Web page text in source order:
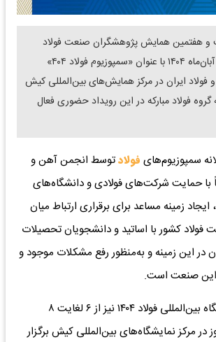
هفتمین همایش پژوهشگران صنعت فولاد
کشور از ۶ لغایت ۸ آبان‌ماه ۱۴۰۴ با عنوان «سمپوزیوم فولاد ۴۰۴»
ایران در مرکز همایش‌های بین‌المللی کیش
فولاد مبارکه در این رویداد حضوری فعال
سمپوزیوم‌های فولادتوسط انجمن آهن و
با حمایت شرکت‌های فولادی و دانشگاه‌های
زمینه مساعد برای برقراری ارتباط میان
فولاد کشور با اساتید و دانشجویان تحصیلات
در این زمینه و به‌منظور رفع مشکلات موجود و
این صنعت است.
گفتنی است، نمایشگاه بین‌المللی فولاد ۱۴۰۴ نیز از ۶ لغایت ۸
به‌مدت ۳ روز در مرکز نمایشگاه‌های بین‌المللی کیش برگزار